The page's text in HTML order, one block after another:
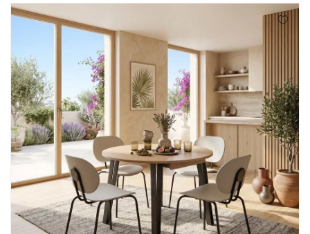
Stock
Hauts
Extérieur/jardin